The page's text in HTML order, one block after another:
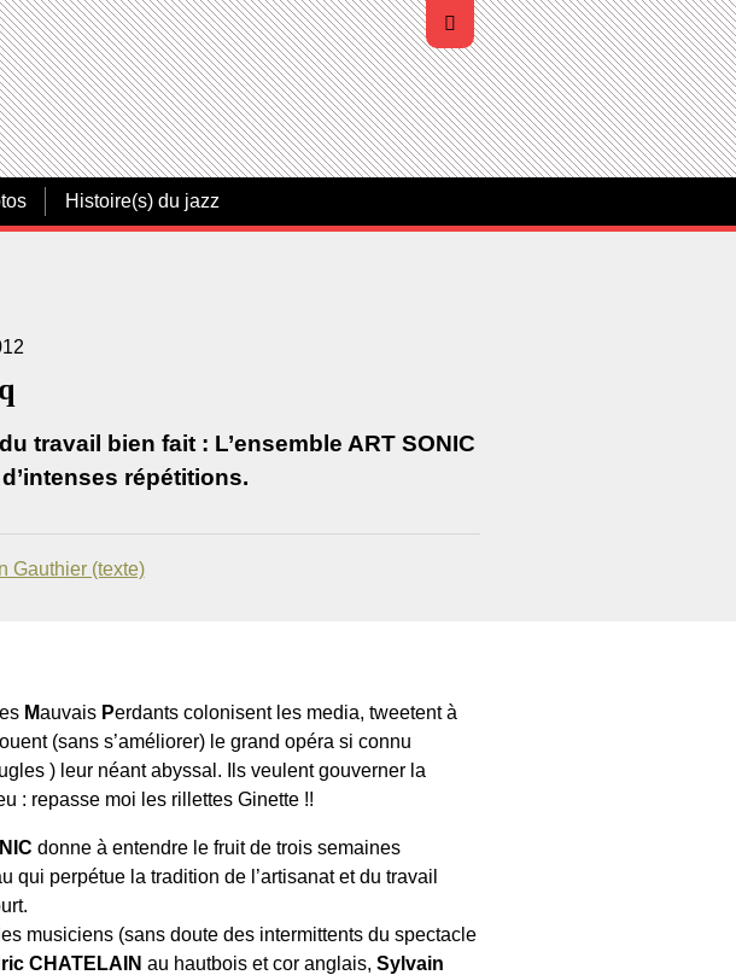
Histoire(s) du jazz
travail bien fait : L’ensemble ART SONIC
répétitions.
Gauthier (texte)
Mauvais Perdants colonisent les media, tweetent à
(sans s’améliorer) le grand opéra si connu
) leur néant abyssal. Ils veulent gouverner la
: repasse moi les rillettes Ginette !!
donne à entendre le fruit de trois semaines
qui perpétue la tradition de l’artisanat et du travail
musiciens (sans doute des intermittents du spectacle
CHATELAIN au hautbois et cor anglais,Sylvain